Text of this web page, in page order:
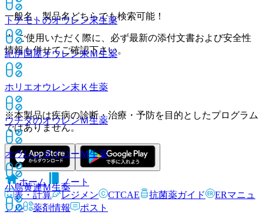
トチモトのオウレン末生薬
紀伊国屋オウレン末Ｍ生薬
ホリエオウレン末Ｋ 生薬
ウチダのオウレンＭ生薬
オウレンダイコーＭ生薬
小島黄連Ｍ生薬
一般名、製品名どちらでも検索可能！
※ ご使用いただく際に、必ず最新の添付文書および安全性
情報も併せてご確認下さい。
※本製品は疾病の診断・治療・予防を目的としたプログラム
ではありません。
ホーム
ノート
表・計算
レジメン CTCAE 抗菌薬ガイド
ERマニュ
アル
薬剤情報 ポスト